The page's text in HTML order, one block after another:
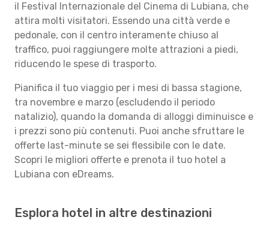
il Festival Internazionale del Cinema di Lubiana, che
attira molti visitatori. Essendo una città verde e
pedonale, con il centro interamente chiuso al
traffico, puoi raggiungere molte attrazioni a piedi,
riducendo le spese di trasporto.
Pianifica il tuo viaggio per i mesi di bassa stagione,
tra novembre e marzo (escludendo il periodo
natalizio), quando la domanda di alloggi diminuisce e
i prezzi sono più contenuti. Puoi anche sfruttare le
offerte last-minute se sei flessibile con le date.
Scopri le migliori offerte e prenota il tuo hotel a
Lubiana con eDreams.
Esplora hotel in altre destinazioni